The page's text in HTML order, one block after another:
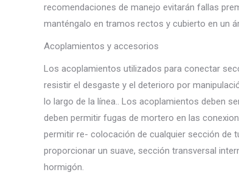
recomendaciones de manejo evitarán fallas
manténgalo en tramos rectos y cubierto en un
Acoplamientos y accesorios
Los acoplamientos utilizados para conectar
resistir el desgaste y el deterioro por
lo largo de la línea.. Los acoplamientos deben
deben permitir fugas de mortero en las
permitir re- colocación de cualquier sección de
proporcionar un suave, sección transversal
hormigón.